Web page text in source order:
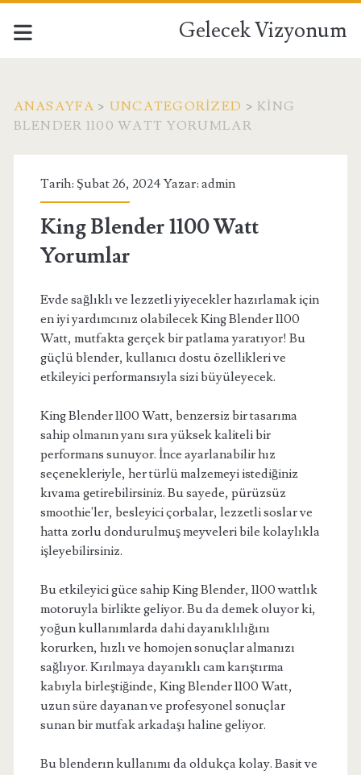
Gelecek Vizyonum
ANASAYFA > UNCATEGORIZED > KING
BLENDER 1100 WATT YORUMLAR
Tarih: Şubat 26, 2024 Yazar: admin
King Blender 1100 Watt
Yorumlar
Evde sağlıklı ve lezzetli yiyecekler hazırlamak için
en iyi yardımcınız olabilecek King Blender 1100
Watt, mutfakta gerçek bir patlama yaratıyor! Bu
güçlü blender, kullanıcı dostu özellikleri ve
etkileyici performansıyla sizi büyüleyecek.
King Blender 1100 Watt, benzersiz bir tasarıma
sahip olmanın yanı sıra yüksek kaliteli bir
performans sunuyor. İnce ayarlanabilir hız
seçenekleriyle, her türlü malzemeyi istediğiniz
kıvama getirebilirsiniz. Bu sayede, pürüzsüz
smoothie'ler, besleyici çorbalar, lezzetli soslar ve
hatta zorlu dondurulmuş meyveleri bile kolaylıkla
işleyebilirsiniz.
Bu etkileyici güce sahip King Blender, 1100 wattlık
motoruyla birlikte geliyor. Bu da demek oluyor ki,
yoğun kullanımlarda dahi dayanıklılığını
korurken, hızlı ve homojen sonuçlar almanızı
sağlıyor. Kırılmaya dayanıklı cam karıştırma
kabıyla birleştiğinde, King Blender 1100 Watt,
uzun süre dayanan ve profesyonel sonuçlar
sunan bir mutfak arkadaşı haline geliyor.
Bu blenderın kullanımı da oldukça kolay. Basit ve